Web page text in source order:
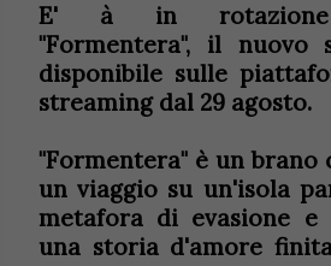
E' à in rotazione
"Formentera", il nuovo
disponibile sulle
streaming dal 29 agosto.
"Formentera" è un brano
un viaggio su un'isola
metafora di evasione e
una storia d'amore